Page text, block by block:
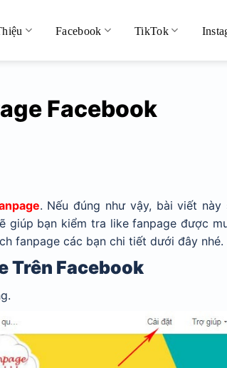
Facebook TikTok
Facebook
. Nếu đúng như vậy, bài viết này
giúp bạn kiểm tra like fanpage được
fanpage các bạn chi tiết dưới đây nhé.
Trên Facebook